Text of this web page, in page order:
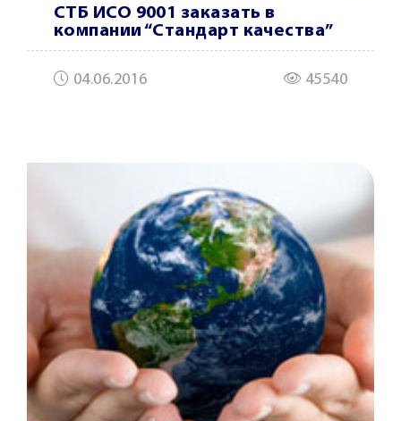
СТБ ИСО 9001 заказать в
компании “Cтандарт качества”
04.06.2016 45540